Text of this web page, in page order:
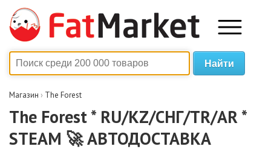
Магазин › The Forest
The Forest * RU/KZ/СНГ/TR/AR *
STEAM 🚀 АВТОДОСТАВКА